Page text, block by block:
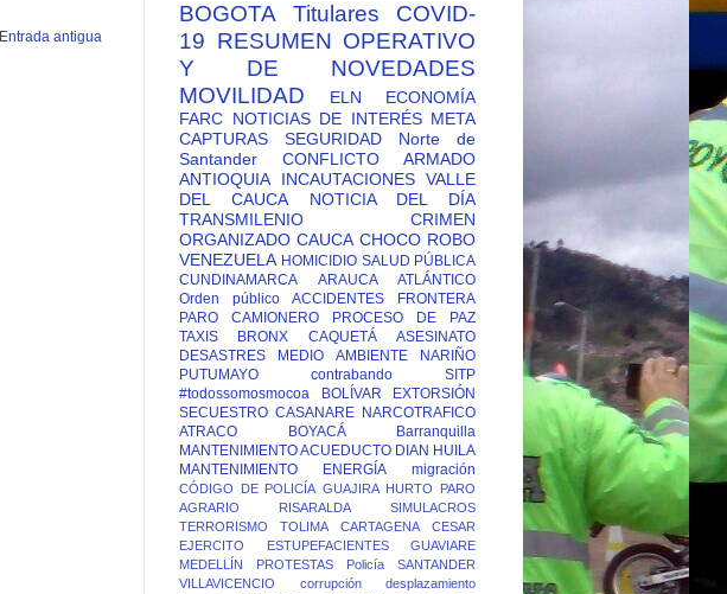
Entrada antigua
BOGOTA Titulares
COVID-
19 RESUMEN OPERATIVO
Y DE NOVEDADES
MOVILIDAD
ELN
ECONOMÍA
FARC NOTICIAS DE INTERÉS META
CAPTURAS
SEGURIDAD
Norte de
Santander
CONFLICTO ARMADO
ANTIOQUIA
INCAUTACIONES VALLE
DEL CAUCA
NOTICIA DEL DÍA
TRANSMILENIO
CRIMEN
ORGANIZADO CAUCA CHOCO ROBO
VENEZUELA HOMICIDIO SALUD PÚBLICA
CUNDINAMARCA
ARAUCA
ATLÁNTICO
Orden público
ACCIDENTES
FRONTERA
PARO CAMIONERO
PROCESO DE PAZ
TAXIS
BRONX CAQUETÁ
ASESINATO
DESASTRES
MEDIO AMBIENTE
NARIÑO
PUTUMAYO
contrabando
SITP
#todossomosmocoa
BOLÍVAR
EXTORSIÓN
SECUESTRO CASANARE NARCOTRAFICO
ATRACO
BOYACÁ
Barranquilla
MANTENIMIENTO ACUEDUCTO DIAN HUILA
MANTENIMIENTO ENERGÍA
migración
CÓDIGO DE POLICÍA GUAJIRA HURTO
PARO
AGRARIO
RISARALDA
SIMULACROS
TERRORISMO
TOLIMA CARTAGENA
CESAR
EJERCITO
ESTUPEFACIENTES
GUAVIARE
MEDELLÍN
PROTESTAS Policía
SANTANDER
VILLAVICENCIO
corrupción
desplazamiento